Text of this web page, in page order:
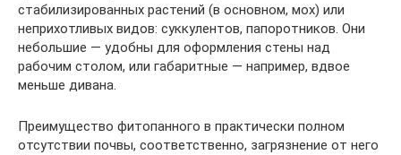
стабилизированных растений (в основном, мох) или
неприхотливых видов: суккулентов, папоротников. Они
небольшие — удобны для оформления стены над
рабочим столом, или габаритные — например, вдвое
меньше дивана.
Преимущество фитопанного в практически полном
отсутствии почвы, соответственно, загрязнение от него